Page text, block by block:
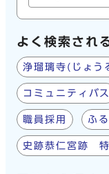
よく検索され
浄瑠璃寺(じょう
コミュニティバス
職員採用 ふ
史跡恭仁宮跡